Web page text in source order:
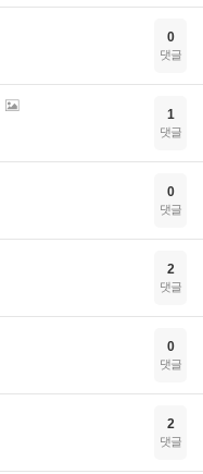
0
댓글
1
댓글
0
댓글
2
댓글
0
댓글
2
댓글